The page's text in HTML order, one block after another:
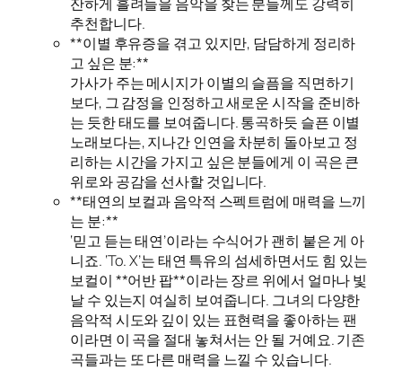
추천합니다.
**이별 후유증을 겪고 있지만, 담담하게 정리하
고 싶은 분:**
가사가 주는 메시지가 이별의 슬픔을 직면하기
보다, 그 감정을 인정하고 새로운 시작을 준비하
는 듯한 태도를 보여줍니다. 통곡하듯 슬픈 이별
노래보다는, 지나간 인연을 차분히 돌아보고 정
리하는 시간을 가지고 싶은 분들에게 이 곡은 큰
위로와 공감을 선사할 것입니다.
**태연의 보컬과 음악적 스펙트럼에 매력을 느끼
는 분:**
‘믿고 듣는 태연’이라는 수식어가 괜히 붙은 게 아
니죠. ‘To. X’는 태연 특유의 섬세하면서도 힘 있는
보컬이 **어반 팝**이라는 장르 위에서 얼마나 빛
날 수 있는지 여실히 보여줍니다. 그녀의 다양한
음악적 시도와 깊이 있는 표현력을 좋아하는 팬
이라면 이 곡을 절대 놓쳐서는 안 될 거예요. 기존
곡들과는 또 다른 매력을 느낄 수 있습니다.